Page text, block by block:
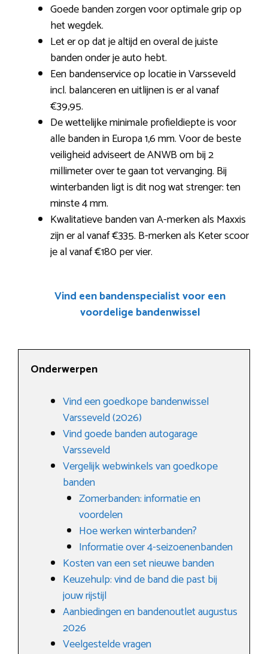
Goede banden zorgen voor optimale grip op
het wegdek.
Let er op dat je altijd en overal de juiste
banden onder je auto hebt.
Een bandenservice op locatie in Varsseveld
incl. balanceren en uitlijnen is er al vanaf
€39,95.
De wettelijke minimale profieldiepte is voor
alle banden in Europa 1,6 mm. Voor de beste
veiligheid adviseert de ANWB om bij 2
millimeter over te gaan tot vervanging. Bij
winterbanden ligt is dit nog wat strenger: ten
minste 4 mm.
Kwalitatieve banden van A-merken als Maxxis
zijn er al vanaf €335. B-merken als Keter scoor
je al vanaf €180 per vier.
Vind een bandenspecialist voor een
voordelige bandenwissel
Onderwerpen
Vind een goedkope bandenwissel
Varsseveld (2026)
Vind goede banden autogarage
Varsseveld
Vergelijk webwinkels van goedkope
banden
Zomerbanden: informatie en
voordelen
Hoe werken winterbanden?
Informatie over 4-seizoenenbanden
Kosten van een set nieuwe banden
Keuzehulp: vind de band die past bij
jouw rijstijl
Aanbiedingen en bandenoutlet augustus
2026
Veelgestelde vragen